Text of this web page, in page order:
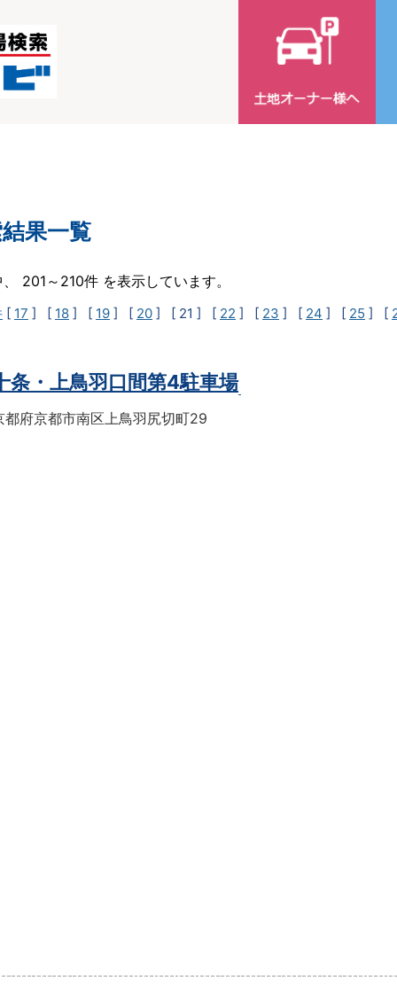
果一覧
201～210件 を表示しています。
[ 17 ] [ 18 ] [ 19 ] [ 20 ] [ 21 ] [ 22 ] [ 23 ] [ 24 ] [ 25 ] [
条・上鳥羽口間第4駐車場
都府京都市南区上鳥羽尻切町29